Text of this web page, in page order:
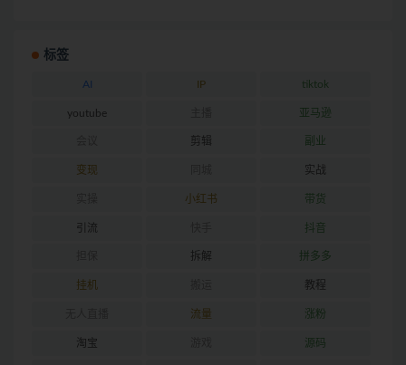
标签
AI IP tiktok
youtube 亚马逊
剪辑 副业
变现 实战
小红书 带货
引流 抖音
拆解 拼多多
挂机 教程
流量 涨粉
淘宝 源码